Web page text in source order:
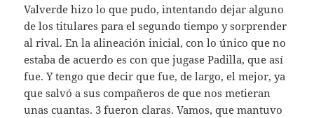
Valverde hizo lo que pudo, intentando dejar alguno
de los titulares para el segundo tiempo y sorprender
al rival. En la alineación inicial, con lo único que no
estaba de acuerdo es con que jugase Padilla, que así
fue. Y tengo que decir que fue, de largo, el mejor, ya
que salvó a sus compañeros de que nos metieran
unas cuantas. 3 fueron claras. Vamos, que mantuvo